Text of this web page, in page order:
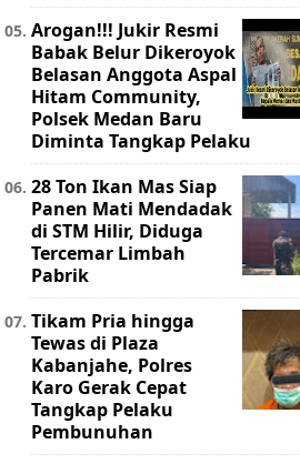
Arogan!!! Jukir Resmi
Babak Belur Dikeroyok
Belasan Anggota Aspal
Hitam Community,
Polsek Medan Baru
Diminta Tangkap Pelaku
28 Ton Ikan Mas Siap
Panen Mati Mendadak
di STM Hilir, Diduga
Tercemar Limbah
Pabrik
Tikam Pria hingga
Tewas di Plaza
Kabanjahe, Polres
Karo Gerak Cepat
Tangkap Pelaku
Pembunuhan